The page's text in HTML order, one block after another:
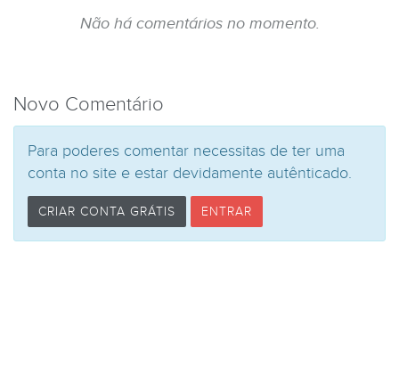
Não há comentários no momento.
Novo Comentário
Para poderes comentar necessitas de ter uma
conta no site e estar devidamente autênticado.
CRIAR CONTA GRÁTIS ENTRAR